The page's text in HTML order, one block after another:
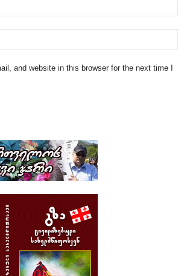
and website in this browser for the next time I